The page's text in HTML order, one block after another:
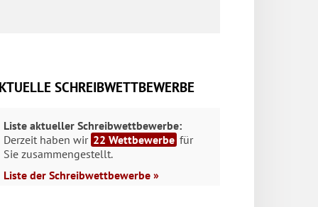
SCHREIBWETTBEWERBE
Liste aktueller Schreibwettbewerbe:
Derzeit haben wir 22 Wettbewerbe für
Sie zusammengestellt.
Liste der Schreibwettbewerbe »